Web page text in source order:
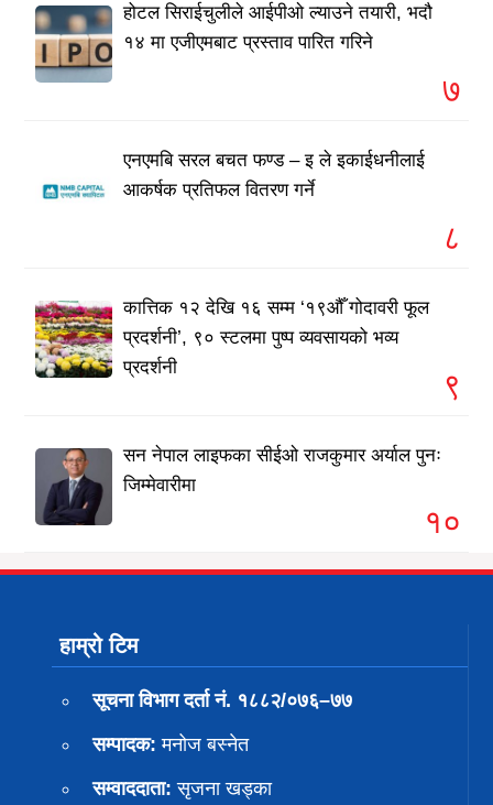
होटल सिराईचुलीले आईपीओ ल्याउने तयारी, भदौ
१४ मा एजीएमबाट प्रस्ताव पारित गरिने
७
एनएमबि सरल बचत फण्ड – इ ले इकाईधनीलाई
आकर्षक प्रतिफल वितरण गर्ने
८
कात्तिक १२ देखि १६ सम्म ‘१९औँ गोदावरी फूल
प्रदर्शनी’, ९० स्टलमा पुष्प व्यवसायको भव्य
प्रदर्शनी
९
सन नेपाल लाइफका सीईओ राजकुमार अर्याल पुनः
जिम्मेवारीमा
१०
हाम्रो टिम
सूचना विभाग दर्ता नं. १८८२/०७६–७७
सम्पादक: मनोज बस्नेत
सम्वाददाता: सृजना खड्का